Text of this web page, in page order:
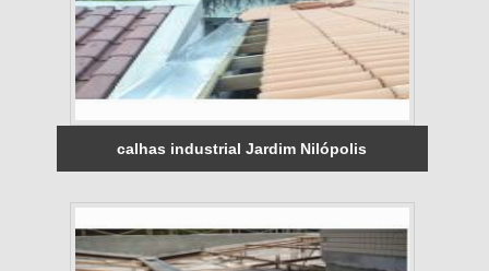
calhas industrial Jardim Nilópolis